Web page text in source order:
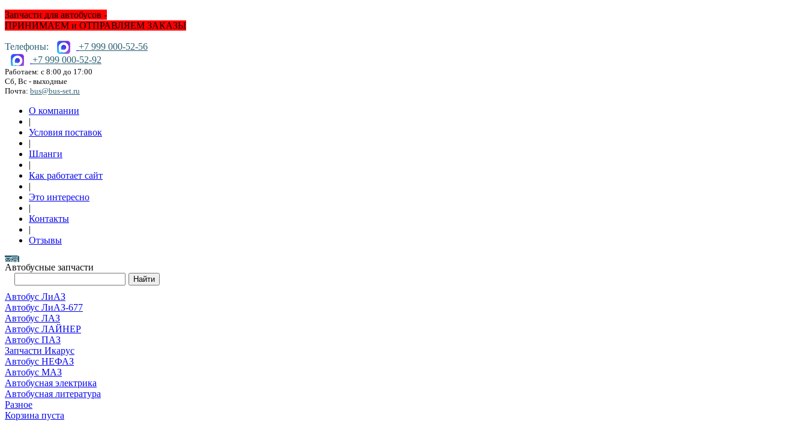
Запчасти для автобусов -
ПРИНИМАЕМ и ОТПРАВЛЯЕМ ЗАКАЗЫ
Телефоны:
+7 999 000-52-56
+7 999 000-52-92
Работаем: с 8:00 до 17:00
Сб, Вс - выходные
Почта: bus@bus-set.ru
О компании
|
Условия поставок
|
Шланги
|
Как работает сайт
|
Это интересно
|
Контакты
|
Отзывы
Автобусные запчасти
Автобус ЛиАЗ
Автобус ЛиАЗ-677
Автобус ЛАЗ
Автобус ЛАЙНЕР
Автобус ПАЗ
Запчасти Икарус
Автобус НЕФАЗ
Автобус МАЗ
Автобусная электрика
Автобусная литература
Разное
Корзина пуста